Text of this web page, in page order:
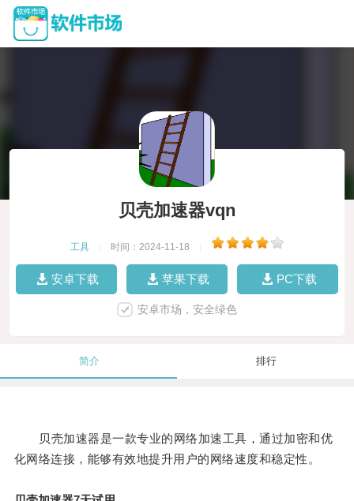
贝壳加速器vqn
工具 时间：2024-11-18
安卓下载 苹果下载 PC下载
安卓市场，安全绿色
简介 排行
贝壳加速器是一款专业的网络加速工具，通过加密和优
化网络连接，能够有效地提升用户的网络速度和稳定性。